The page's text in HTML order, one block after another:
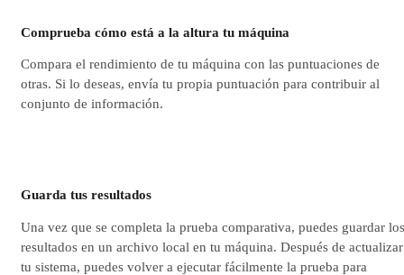
Comprueba cómo está a la altura tu máquina
Compara el rendimiento de tu máquina con las puntuaciones de
otras. Si lo deseas, envía tu propia puntuación para contribuir al
conjunto de información.
Guarda tus resultados
Una vez que se completa la prueba comparativa, puedes guardar los
resultados en un archivo local en tu máquina. Después de actualizar
tu sistema, puedes volver a ejecutar fácilmente la prueba para